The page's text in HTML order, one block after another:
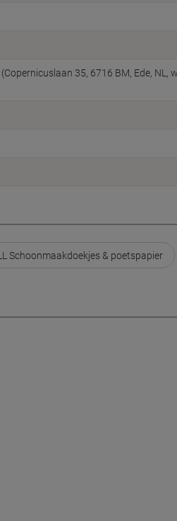
35, 6716 BM, Ede,
Schoonmaakdoekjes & poetspapier